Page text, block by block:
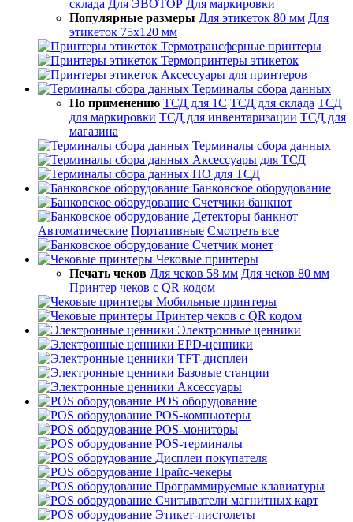
склада Для ЭВОТОР Для маркировки
Популярные размеры Для этикеток 80 мм Для
этикеток 75х120 мм
Термотрансферные принтеры
Термопринтеры этикеток
Аксессуары для принтеров
Терминалы сбора данных
По применению ТСД для 1С ТСД для склада ТСД
для маркировки ТСД для инвентаризации ТСД для
магазина
Терминалы сбора данных
Аксессуары для ТСД
ПО для ТСД
Банковское оборудование
Счетчики банкнот
Детекторы банкнот
Автоматические Портативные Смотреть все
Счетчик монет
Чековые принтеры
Печать чеков Для чеков 58 мм Для чеков 80 мм
Принтер чеков с QR кодом
Мобильные принтеры
Принтер чеков с QR кодом
Электронные ценники
EPD-ценники
TFT-дисплеи
Базовые станции
Аксессуары
POS оборудование
POS-компьютеры
POS-мониторы
POS-терминалы
Дисплеи покупателя
Прайс-чекеры
Программируемые клавиатуры
Считыватели магнитных карт
Этикет-пистолеты